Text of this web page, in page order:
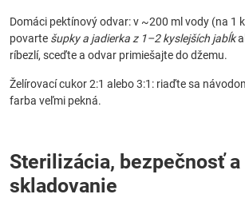
Domáci pektínový odvar: v ~200 ml vody (na 1
povarte šupky a jadierka z 1–2 kyslejších jabĺk
ríbezlí, sceďte a odvar primiešajte do džemu.
Želírovací cukor 2:1 alebo 3:1: riaďte sa
farba veľmi pekná.
Sterilizácia, bezpečnosť a
skladovanie